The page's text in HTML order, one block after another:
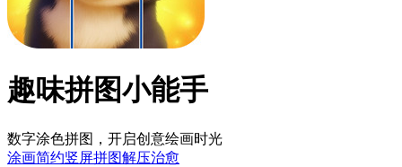
趣味拼图小能手
数字涂色拼图，开启创意绘画时光
涂画简约竖屏拼图解压治愈